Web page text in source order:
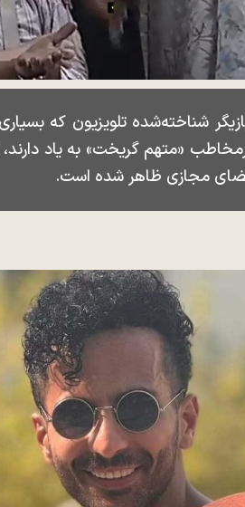
شناخته‌شده تلویزیون که
«متهم گریخت» به یاد دارند،
فضای مجازی ظاهر شده است.